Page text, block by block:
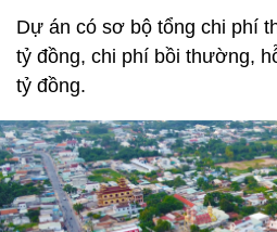
Dự án có sơ bộ tổng chi phí
tỷ đồng, chi phí bồi thường,
tỷ đồng.